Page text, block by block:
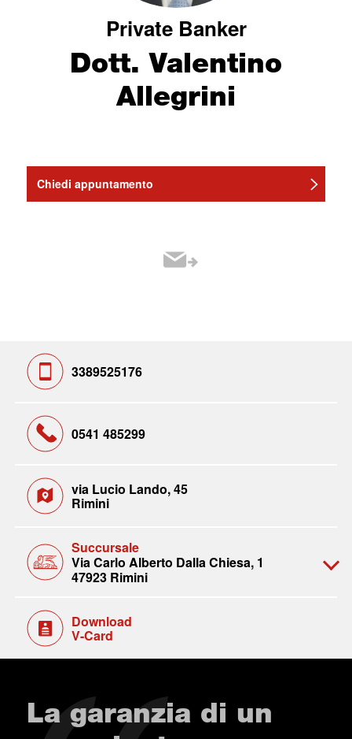
Private Banker
Dott. Valentino
Allegrini
Chiedi appuntamento
3389525176
0541 485299
via Lucio Lando, 45
Rimini
Succursale
Via Carlo Alberto Dalla Chiesa, 1
47923 Rimini
Download
V-Card
La garanzia di un